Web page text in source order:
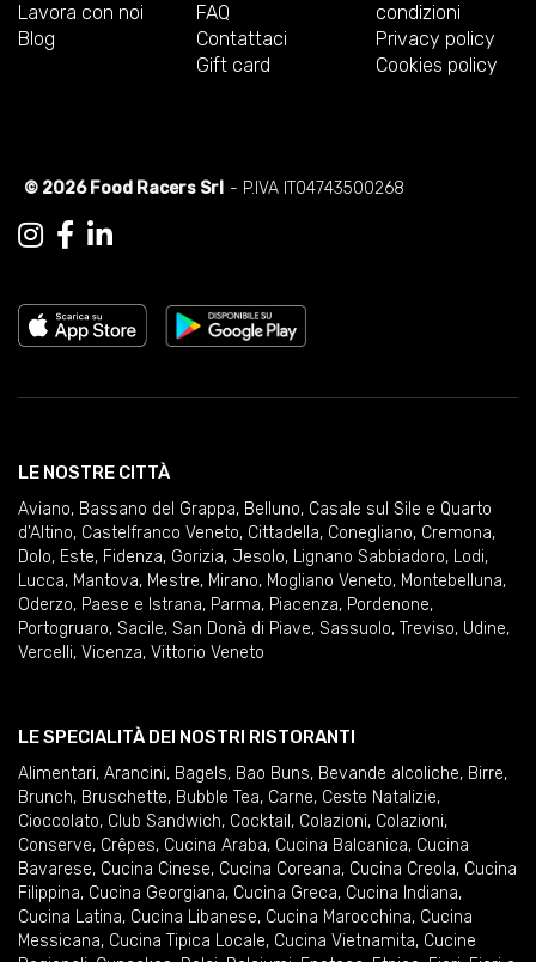
Lavora con noi
Blog
FAQ
Contattaci
Gift card
condizioni
Privacy policy
Cookies policy
© 2026 Food Racers Srl - P.IVA IT04743500268
LE NOSTRE CITTÀ
Aviano, Bassano del Grappa, Belluno, Casale sul Sile e Quarto
d'Altino, Castelfranco Veneto, Cittadella, Conegliano, Cremona,
Dolo, Este, Fidenza, Gorizia, Jesolo, Lignano Sabbiadoro, Lodi,
Lucca, Mantova, Mestre, Mirano, Mogliano Veneto, Montebelluna,
Oderzo, Paese e Istrana, Parma, Piacenza, Pordenone,
Portogruaro, Sacile, San Donà di Piave, Sassuolo, Treviso, Udine,
Vercelli, Vicenza, Vittorio Veneto
LE SPECIALITÀ DEI NOSTRI RISTORANTI
Alimentari, Arancini, Bagels, Bao Buns, Bevande alcoliche, Birre,
Brunch, Bruschette, Bubble Tea, Carne, Ceste Natalizie,
Cioccolato, Club Sandwich, Cocktail , Colazioni, Colazioni,
Conserve, Crêpes, Cucina Araba, Cucina Balcanica, Cucina
Bavarese, Cucina Cinese, Cucina Coreana, Cucina Creola, Cucina
Filippina, Cucina Georgiana, Cucina Greca, Cucina Indiana,
Cucina Latina, Cucina Libanese, Cucina Marocchina, Cucina
Messicana, Cucina Tipica Locale, Cucina Vietnamita, Cucine